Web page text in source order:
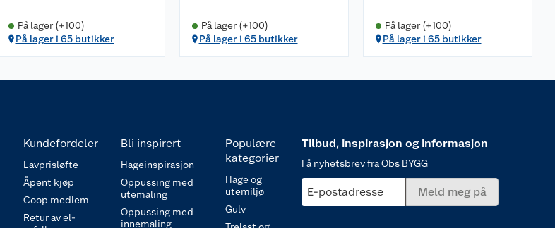
På lager (+100)
På lager i 65 butikker
På lager (+100)
På lager i 65 butikker
På lager (+100)
På lager i 65 butikker
Kundefordeler
Lavprisløfte
Åpent kjøp
Coop medlem
Retur av el-
Bli inspirert
Hageinspirasjon
Oppussing med
utemaling
Oppussing med
innemaling
Populære
kategorier
Hage og
utemiljø
Gulv
Tilbud, inspirasjon og informasjon
Få nyhetsbrev fra Obs BYGG
E-postadresse Meld meg på